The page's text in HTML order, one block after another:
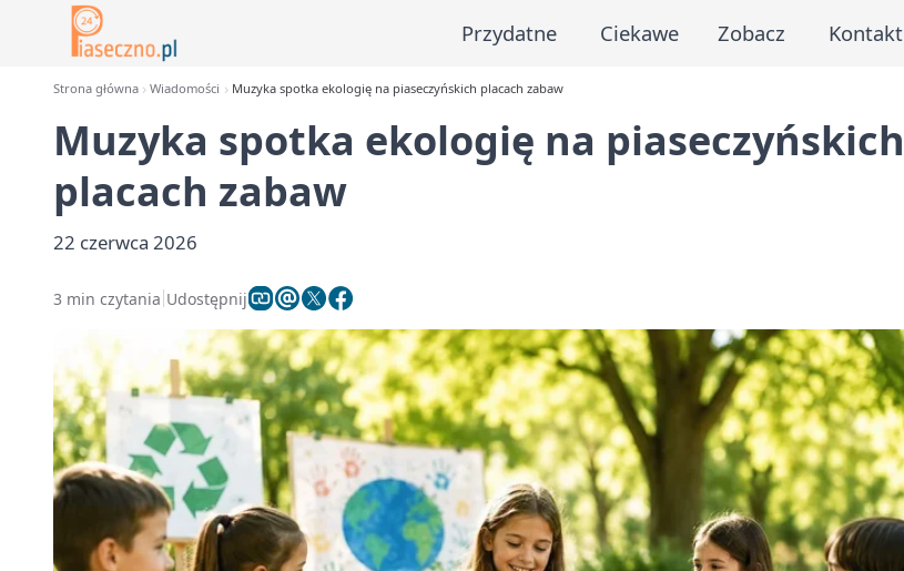
Przydatne Ciekawe Zobacz Kontakt
Strona główna Wiadomości Muzyka spotka ekologię na piaseczyńskich placach zabaw
Muzyka spotka ekologię na piaseczyńskich
placach zabaw
22 czerwca 2026
3 min czytania Udostępnij